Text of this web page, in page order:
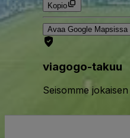
Kopio
Avaa Google Mapsissa
viagogo-takuu
Seisomme